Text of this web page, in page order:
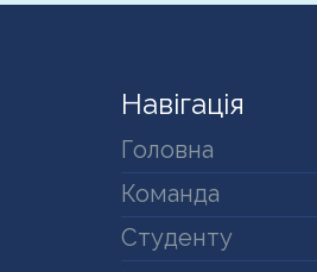
Навігація
Головна
Команда
Студенту